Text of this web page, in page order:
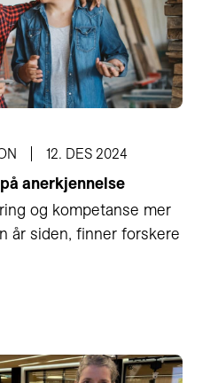
12. DES 2024
anerkjennelse
og kompetanse mer
år siden, finner forskere